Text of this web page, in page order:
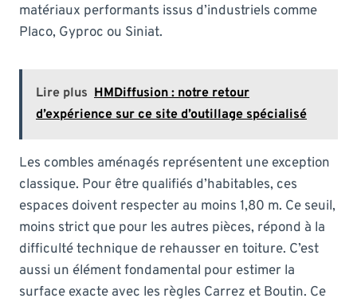
matériaux performants issus d’industriels comme
Placo, Gyproc ou Siniat.
Lire plus HMDiffusion : notre retour
d’expérience sur ce site d’outillage spécialisé
Les combles aménagés représentent une exception
classique. Pour être qualifiés d’habitables, ces
espaces doivent respecter au moins 1,80 m. Ce seuil,
moins strict que pour les autres pièces, répond à la
difficulté technique de rehausser en toiture. C’est
aussi un élément fondamental pour estimer la
surface exacte avec les règles Carrez et Boutin. Ce